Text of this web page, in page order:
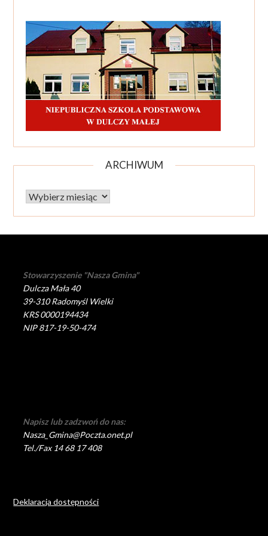
ARCHIWUM
Archiwum
Stowarzyszenie "Nasza Gmina"
Dulcza Mała 40
39-310 Radomyśl Wielki
KRS 0000194434
NIP 817-19-50-474
Napisz lub zadzwoń do nas:
Nasza_Gmina@Poczta.onet.pl
Tel./Fax 14 68 17 408
Deklaracja dostępności